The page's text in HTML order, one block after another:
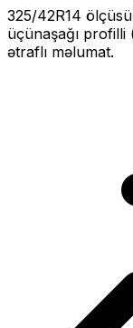
325/42R14
üçünaşağı profilli
ətraflı məlumat.